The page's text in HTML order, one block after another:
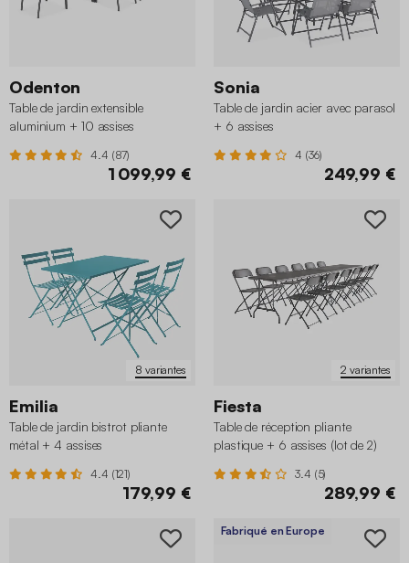
Odenton
Table de jardin extensible
aluminium + 10 assises
4.4 (87)
1 099,99 €
Sonia
Table de jardin acier avec parasol
+ 6 assises
4 (36)
249,99 €
8 variantes
Emilia
Table de jardin bistrot pliante
métal + 4 assises
4.4 (121)
179,99 €
2 variantes
Fiesta
Table de réception pliante
plastique + 6 assises (lot de 2)
3.4 (5)
289,99 €
Fabriqué en Europe